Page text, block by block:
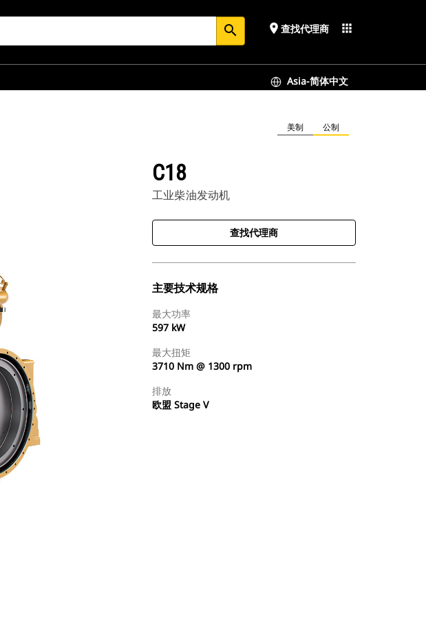
search place 查找代理商 apps
Asia-简体中文
美制 公制
C18
工业柴油发动机
查找代理商
主要技术规格
最大功率
597 kW
最大扭矩
3710 Nm @ 1300 rpm
排放
欧盟 Stage V